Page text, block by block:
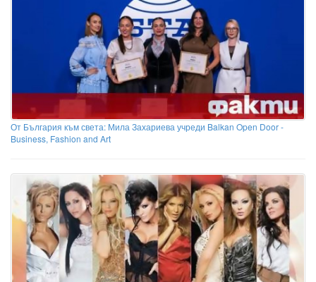
От България към света: Мила Захариева учреди Balkan Open Door -
Business, Fashion and Art